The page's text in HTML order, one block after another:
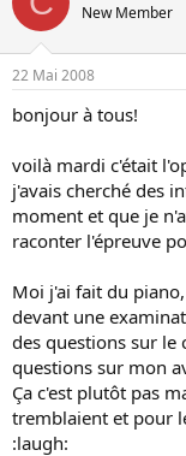
r
d
e
l
i
s
c
u
i
o
n
d
é
b
New Member
22 Mai 2008
bonjour à tous!
voilà mardi c'était
j'avais cherché des
moment et que je
raconter l'épreuve
Moi j'ai fait du
devant une
des questions sur le
questions sur mon
Ça c'est plutôt pas
tremblaient et pour
:laugh: